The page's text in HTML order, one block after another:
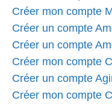
Créer mon compte
Créer un compte
Créer un compte
Créer mon compte
Créer un compte
Créer mon compte